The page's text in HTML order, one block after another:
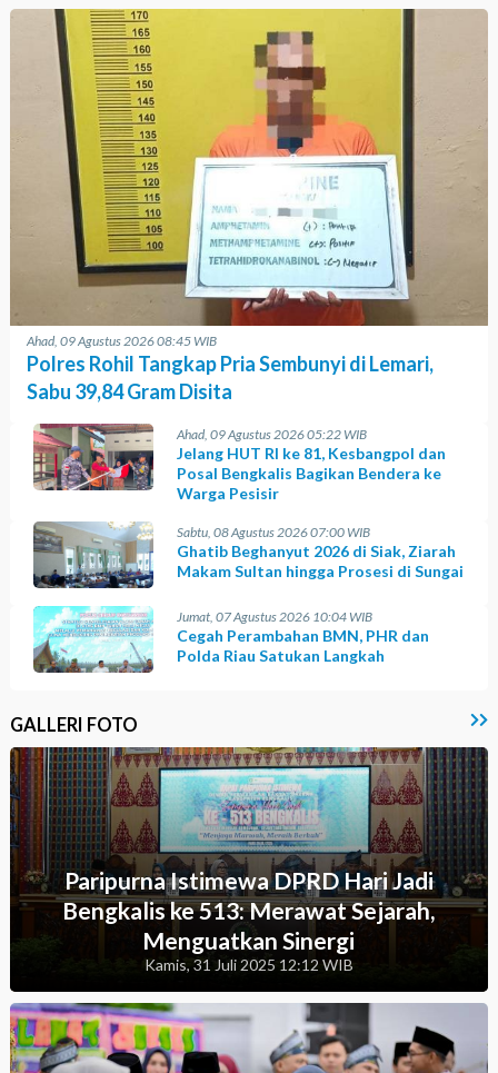
Ahad, 09 Agustus 2026 08:45 WIB
Polres Rohil Tangkap Pria Sembunyi di Lemari,
Sabu 39,84 Gram Disita
Ahad, 09 Agustus 2026 05:22 WIB
Jelang HUT RI ke 81, Kesbangpol dan
Posal Bengkalis Bagikan Bendera ke
Warga Pesisir
Sabtu, 08 Agustus 2026 07:00 WIB
Ghatib Beghanyut 2026 di Siak, Ziarah
Makam Sultan hingga Prosesi di Sungai
Jumat, 07 Agustus 2026 10:04 WIB
Cegah Perambahan BMN, PHR dan
Polda Riau Satukan Langkah
GALLERI FOTO
Paripurna Istimewa DPRD Hari Jadi
Bengkalis ke 513: Merawat Sejarah,
Menguatkan Sinergi
Kamis, 31 Juli 2025 12:12 WIB